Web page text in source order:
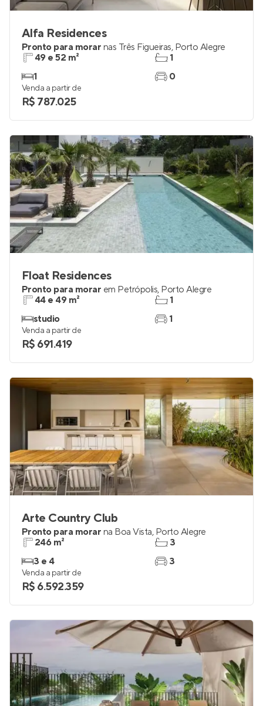
Alfa Residences
Pronto para morar nas Três Figueiras, Porto Alegre
49 e 52 m²
1
1
0
Venda a partir de
R$ 787.025
Float Residences
Pronto para morar em Petrópolis, Porto Alegre
44 e 49 m²
studio
1
1
Venda a partir de
R$ 691.419
Arte Country Club
Pronto para morar na Boa Vista, Porto Alegre
246 m²
3 e 4
3
3
Venda a partir de
R$ 6.592.359